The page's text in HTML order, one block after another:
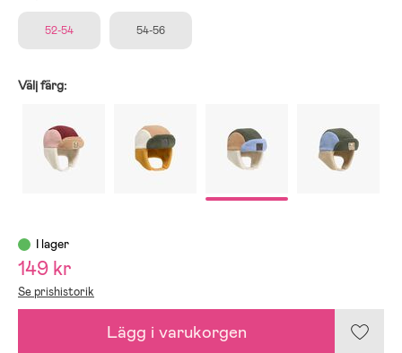
52-54 54-56
Välj färg:
I lager
149 kr
Se prishistorik
Lägg i varukorgen